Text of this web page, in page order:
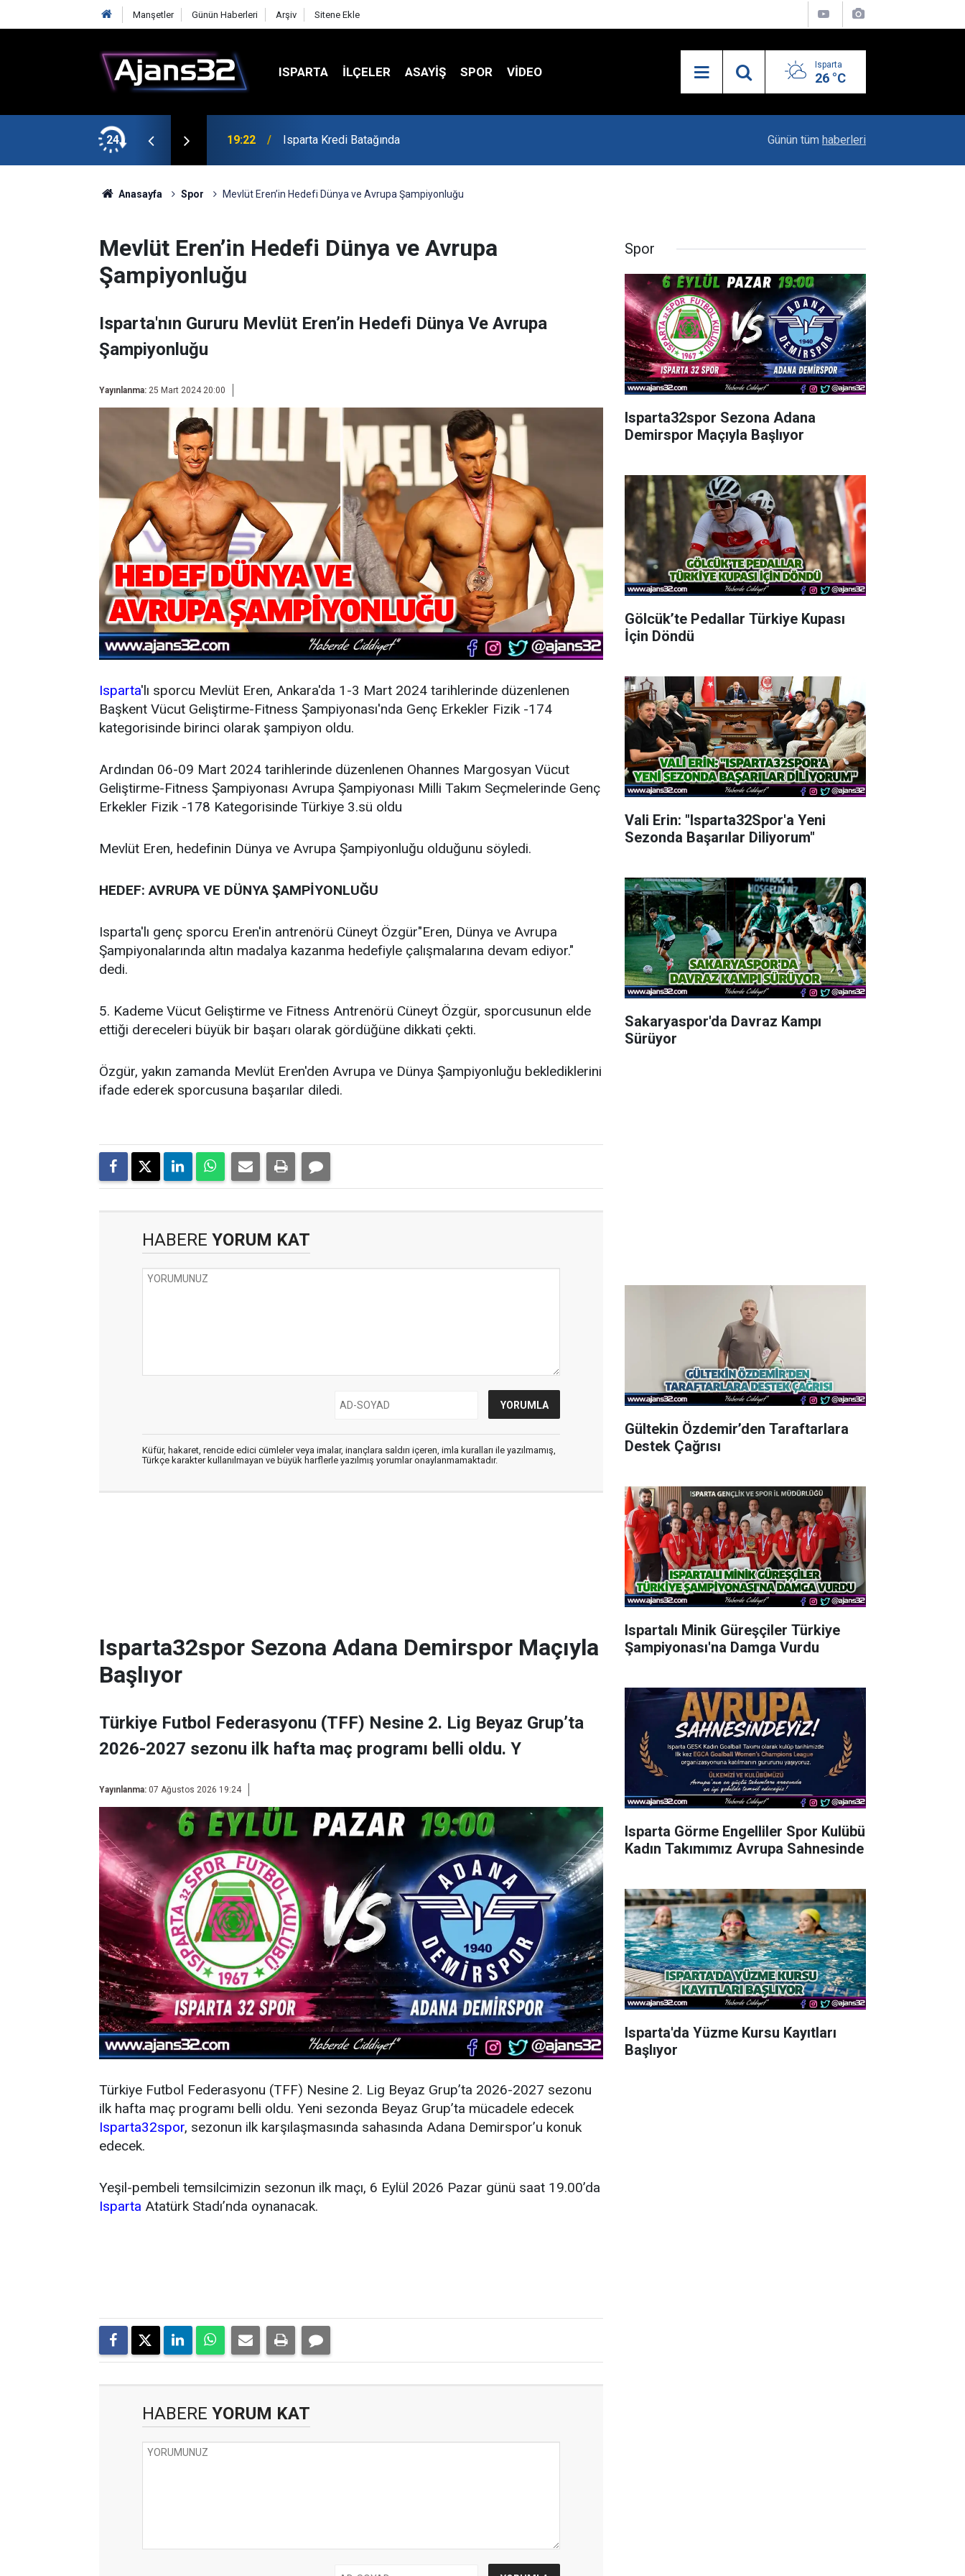
Manşetler Günün Haberleri Arşiv Sitene Ekle
ISPARTA İLÇELER ASAYİŞ SPOR VIDEO Isparta
26 °C
24
Maçıyla Başlıyor 19:22 Isparta Kredi Batağında Vali Erin: Bu İşin Kenarında Olanlara Bile Bu
Günün tüm haberleri
Anasayfa Spor Mevlüt Eren’in Hedefi Dünya ve Avrupa Şampiyonluğu
Mevlüt Eren’in Hedefi Dünya ve Avrupa
Şampiyonluğu
Isparta'nın Gururu Mevlüt Eren’in Hedefi Dünya Ve Avrupa
Şampiyonluğu
Yayınlanma: 25 Mart 2024 20:00
Isparta'lı sporcu Mevlüt Eren, Ankara'da 1-3 Mart 2024 tarihlerinde düzenlenen
Başkent Vücut Geliştirme-Fitness Şampiyonası'nda Genç Erkekler Fizik -174
kategorisinde birinci olarak şampiyon oldu.
Ardından 06-09 Mart 2024 tarihlerinde düzenlenen Ohannes Margosyan Vücut
Geliştirme-Fitness Şampiyonası Avrupa Şampiyonası Milli Takım Seçmelerinde Genç
Erkekler Fizik -178 Kategorisinde Türkiye 3.sü oldu
Mevlüt Eren, hedefinin Dünya ve Avrupa Şampiyonluğu olduğunu söyledi.
HEDEF: AVRUPA VE DÜNYA ŞAMPİYONLUĞU
Isparta'lı genç sporcu Eren'in antrenörü Cüneyt Özgür"Eren, Dünya ve Avrupa
Şampiyonalarında altın madalya kazanma hedefiyle çalışmalarına devam ediyor."
dedi.
5. Kademe Vücut Geliştirme ve Fitness Antrenörü Cüneyt Özgür, sporcusunun elde
ettiği dereceleri büyük bir başarı olarak gördüğüne dikkati çekti.
Özgür, yakın zamanda Mevlüt Eren'den Avrupa ve Dünya Şampiyonluğu beklediklerini
ifade ederek sporcusuna başarılar diledi.
HABERE YORUM KAT
Küfür, hakaret, rencide edici cümleler veya imalar, inançlara saldırı içeren, imla kuralları ile yazılmamış,
Türkçe karakter kullanılmayan ve büyük harflerle yazılmış yorumlar onaylanmamaktadır.
Isparta32spor Sezona Adana Demirspor Maçıyla
Başlıyor
Türkiye Futbol Federasyonu (TFF) Nesine 2. Lig Beyaz Grup’ta
2026-2027 sezonu ilk hafta maç programı belli oldu. Y
Yayınlanma: 07 Ağustos 2026 19:24
Türkiye Futbol Federasyonu (TFF) Nesine 2. Lig Beyaz Grup’ta 2026-2027 sezonu
ilk hafta maç programı belli oldu. Yeni sezonda Beyaz Grup’ta mücadele edecek
Isparta32spor, sezonun ilk karşılaşmasında sahasında Adana Demirspor’u konuk
edecek.
Yeşil-pembeli temsilcimizin sezonun ilk maçı, 6 Eylül 2026 Pazar günü saat 19.00’da
Isparta Atatürk Stadı’nda oynanacak.
HABERE YORUM KAT
Spor
Isparta32spor Sezona Adana
Demirspor Maçıyla Başlıyor
Gölcük’te Pedallar Türkiye Kupası
İçin Döndü
Vali Erin: "Isparta32Spor'a Yeni
Sezonda Başarılar Diliyorum"
Sakaryaspor'da Davraz Kampı
Sürüyor
Gültekin Özdemir’den Taraftarlara
Destek Çağrısı
Ispartalı Minik Güreşçiler Türkiye
Şampiyonası'na Damga Vurdu
Isparta Görme Engelliler Spor Kulübü
Kadın Takımımız Avrupa Sahnesinde
Isparta'da Yüzme Kursu Kayıtları
Başlıyor